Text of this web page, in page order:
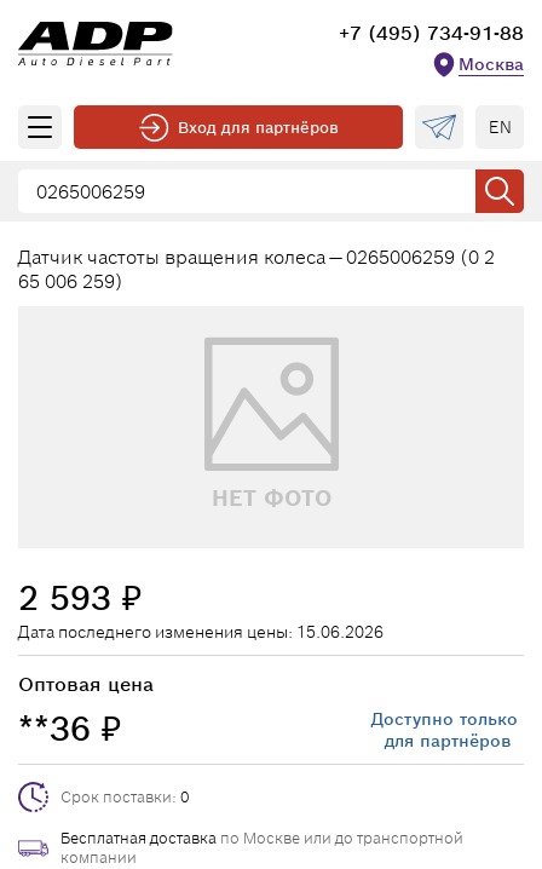
+7 (495) 734-91-88
Москва
Вход для партнёров EN
Датчик частоты вращения колеса — 0265006259 (0 2
65 006 259)
НЕТ ФОТО
2 593 ₽
Дата последнего изменения цены: 15.06.2026
Оптовая цена
**36 ₽
Доступно только
для партнёров
Срок поставки: 0
Бесплатная доставка по Москве или до транспортной
компании